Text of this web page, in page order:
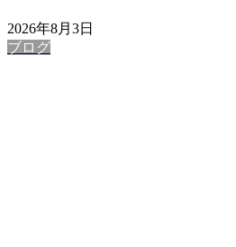
2026年8月3日
ブログ